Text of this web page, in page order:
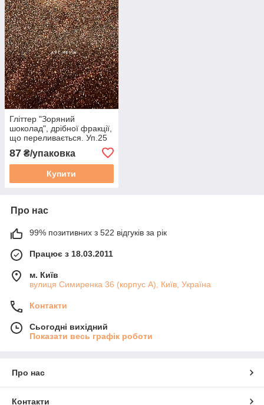
Гліттер "Зоряний
шоколад", дрібної фракції,
що переливається. Уп.25
87 ₴/упаковка
Купити
Про нас
99% позитивних з 522 відгуків за рік
Працює з 18.03.2011
м. Київ
вулиця Симиренка 36 (корпус А), Київ, Україна
Контакти
Сьогодні вихідний
Показати весь графік роботи
Про нас
Контакти